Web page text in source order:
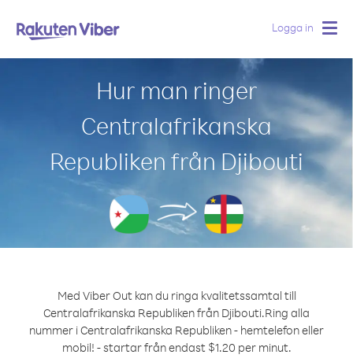
Logga in
Hur man ringer
Centralafrikanska
Republiken från Djibouti
Med Viber Out kan du ringa kvalitetssamtal till
Centralafrikanska Republiken från Djibouti.Ring alla
nummer i Centralafrikanska Republiken - hemtelefon eller
mobil! - startar från endast $1.20 per minut.